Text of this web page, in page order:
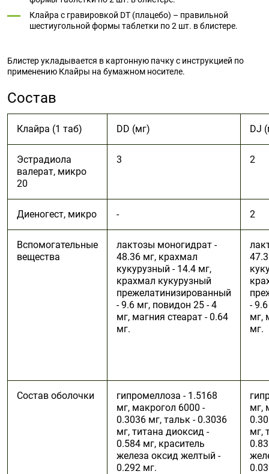
Клайра с гравировкой DT (плацебо) – правильной
шестиугольной формы таблетки по 2 шт. в блистере.
Блистер укладывается в картонную пачку с инструкцией по
применению Клайры на бумажном носителе.
Состав
Клайра (1 таб) DD (мг) DJ
Эстрадиола
валерат, микро
20
3 2
Диеногест, микро - 2
Вспомогательные
вещества
лактозы моногидрат -
48.36 мг, крахмал
кукурузный - 14.4 мг,
крахмал кукурузный
прежелатинизированный
- 9.6 мг, повидон 25 - 4
мг, магния стеарат - 0.64
мг.
-
мг,
мг.
Состав оболочки
гипромеллоза - 1.5168
мг, макрогол 6000 -
0.3036 мг, тальк - 0.3036
мг, титана диоксид -
0.584 мг, краситель
железа оксид желтый -
0.292 мг.
мг,
мг,